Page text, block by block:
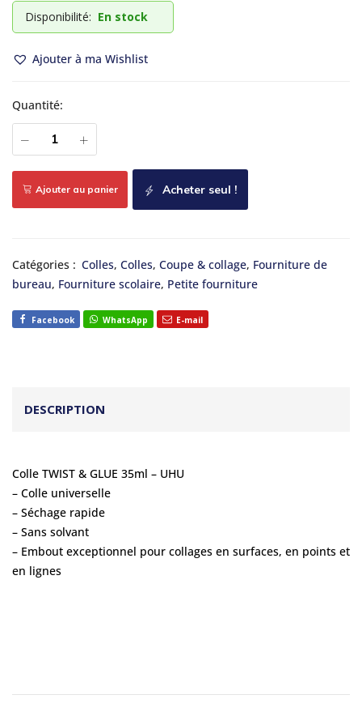
Disponibilité: En stock
Ajouter à ma Wishlist
Quantité:
Acheter seul !
Ajouter au panier
Catégories : Colles, Colles, Coupe & collage, Fourniture de
bureau, Fourniture scolaire, Petite fourniture
Facebook WhatsApp E-mail
DESCRIPTION
Colle TWIST & GLUE 35ml – UHU
– Colle universelle
– Séchage rapide
– Sans solvant
– Embout exceptionnel pour collages en surfaces, en points et
en lignes